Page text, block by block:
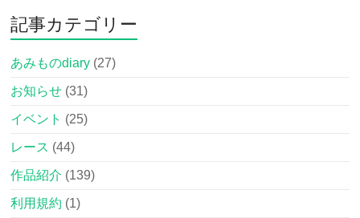
記事カテゴリー
あみものdiary (27)
お知らせ (31)
イベント (25)
レース (44)
作品紹介 (139)
利用規約 (1)